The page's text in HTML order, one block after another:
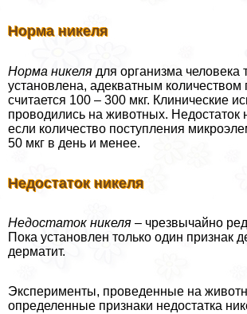
Норма никеля
Норма никеля для организма человека
установлена, адекватным количеством
считается 100 – 300 мкг. Клинические
проводились на животных. Недостаток
если количество поступления
50 мкг в день и менее.
Недостаток никеля
Недостаток никеля – чрезвычайно
Пока установлен только один признак
дерматит.
Эксперименты, проведенные на
определенные признаки недостатка